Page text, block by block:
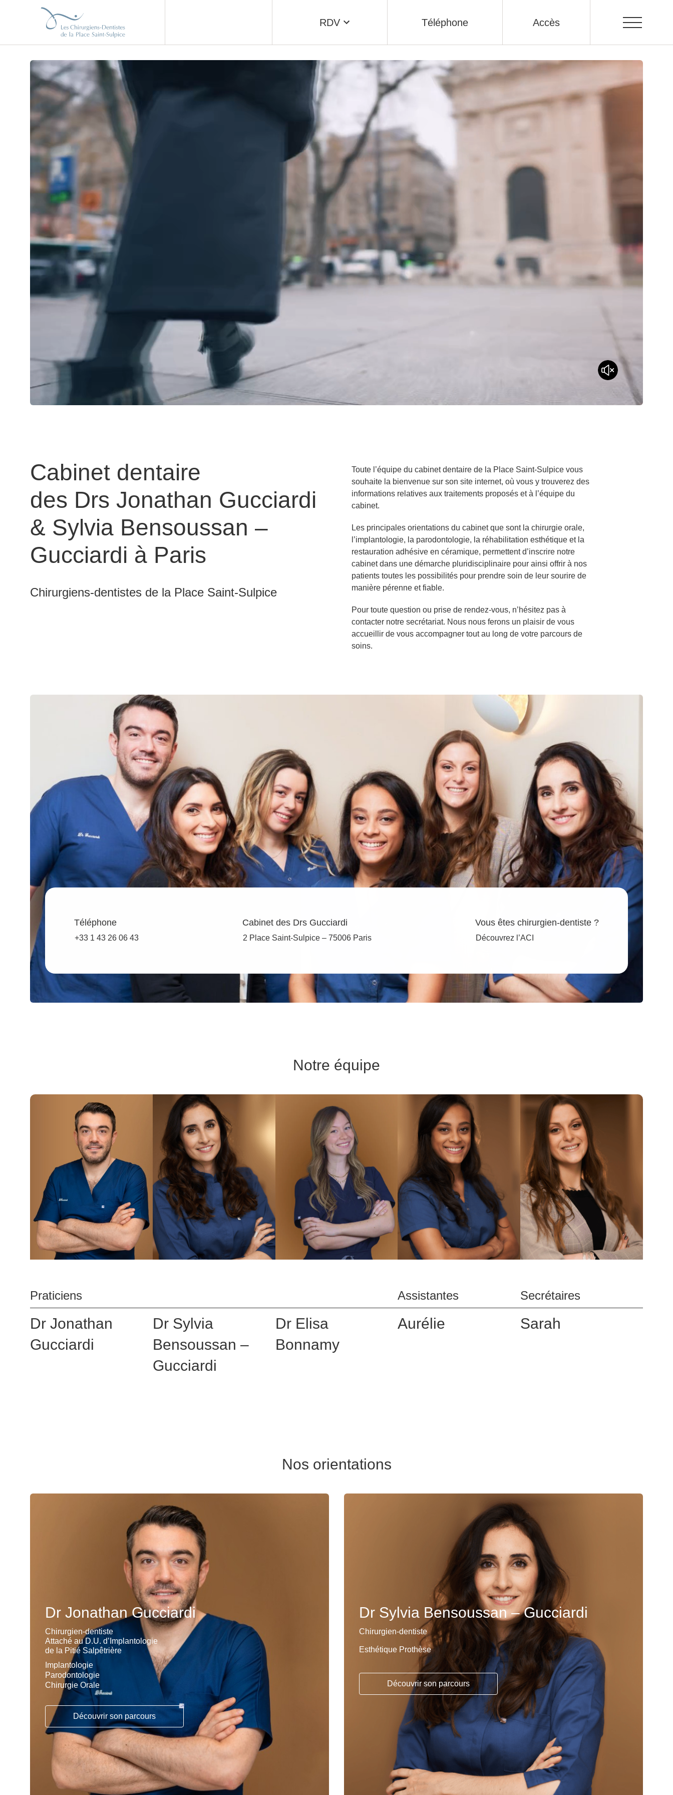
RDV Téléphone Accès
Cabinet dentaire
des Drs Jonathan Gucciardi
& Sylvia Bensoussan –
Gucciardi à Paris
Chirurgiens-dentistes de la Place Saint-Sulpice
Toute l’équipe du cabinet dentaire de la Place Saint-Sulpice vous
souhaite la bienvenue sur son site internet, où vous y trouverez des
informations relatives aux traitements proposés et à l’équipe du
cabinet.
Les principales orientations du cabinet que sont la chirurgie orale,
l’implantologie, la parodontologie, la réhabilitation esthétique et la
restauration adhésive en céramique, permettent d’inscrire notre
cabinet dans une démarche pluridisciplinaire pour ainsi offrir à nos
patients toutes les possibilités pour prendre soin de leur sourire de
manière pérenne et fiable.
Pour toute question ou prise de rendez-vous, n’hésitez pas à
contacter notre secrétariat. Nous nous ferons un plaisir de vous
accueillir de vous accompagner tout au long de votre parcours de
soins.
Téléphone
+33 1 43 26 06 43
Cabinet des Drs Gucciardi
2 Place Saint-Sulpice – 75006 Paris
Vous êtes chirurgien-dentiste ?
Découvrez l’ACI
Notre équipe
Praticiens
Dr Jonathan
Gucciardi
Dr Sylvia
Bensoussan –
Gucciardi
Dr Elisa
Bonnamy
Assistantes
Aurélie
Secrétaires
Sarah
Nos orientations
Dr Jonathan Gucciardi
Chirurgien-dentiste
Attaché au D.U. d’Implantologie
de la Pitié Salpêtrière
Implantologie
Parodontologie
Chirurgie Orale
Découvrir son parcours
Dr Sylvia Bensoussan – Gucciardi
Chirurgien-dentiste
Esthétique Prothèse
Découvrir son parcours